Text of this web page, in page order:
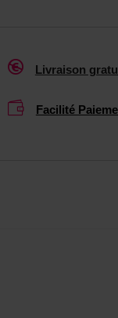
 Livraison
 Facilité